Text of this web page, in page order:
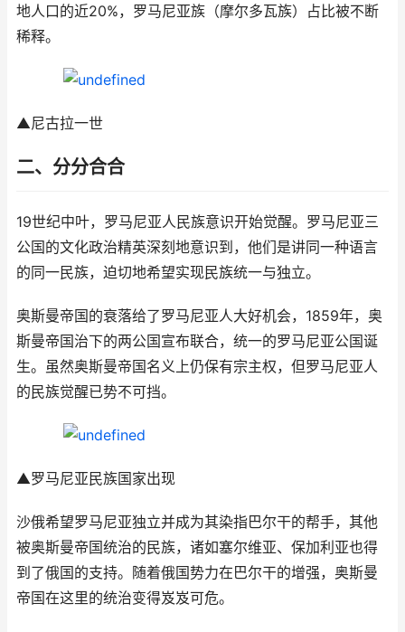
地人口的近20%，罗马尼亚族（摩尔多瓦族）占比被不断
稀释。
▲尼古拉一世
二、分分合合
19世纪中叶，罗马尼亚人民族意识开始觉醒。罗马尼亚三
公国的文化政治精英深刻地意识到，他们是讲同一种语言
的同一民族，迫切地希望实现民族统一与独立。
奥斯曼帝国的衰落给了罗马尼亚人大好机会，1859年，奥
斯曼帝国治下的两公国宣布联合，统一的罗马尼亚公国诞
生。虽然奥斯曼帝国名义上仍保有宗主权，但罗马尼亚人
的民族觉醒已势不可挡。
▲罗马尼亚民族国家出现
沙俄希望罗马尼亚独立并成为其染指巴尔干的帮手，其他
被奥斯曼帝国统治的民族，诸如塞尔维亚、保加利亚也得
到了俄国的支持。随着俄国势力在巴尔干的增强，奥斯曼
帝国在这里的统治变得岌岌可危。